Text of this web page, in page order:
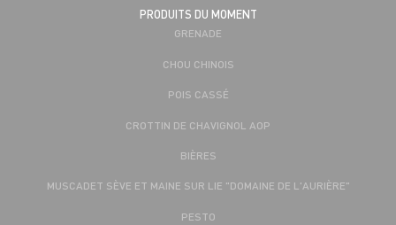
PRODUITS DU MOMENT
GRENADE
CHOU CHINOIS
POIS CASSÉ
CROTTIN DE CHAVIGNOL AOP
BIÈRES
MUSCADET SÈVE ET MAINE SUR LIE "DOMAINE DE L'AURIÈRE"
PESTO